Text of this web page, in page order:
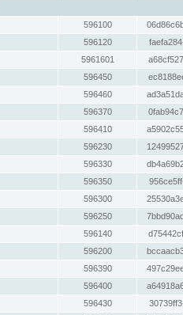
596100
596120
5961601
596450
596460
596370
596410
596230
596330
596350
596300
596250
596140
596200
596390
596400
596430